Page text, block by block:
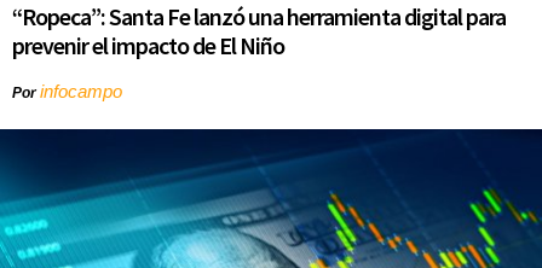
“Ropeca”: Santa Fe lanzó una herramienta digital para
prevenir el impacto de El Niño
Porinfocampo